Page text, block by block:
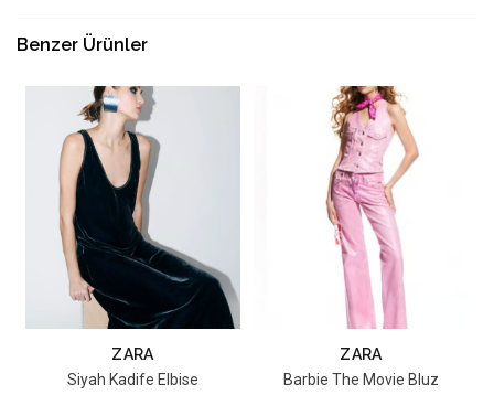
Benzer Ürünler
ZARA
Siyah Kadife Elbise
ZARA
Barbie The Movie Bluz